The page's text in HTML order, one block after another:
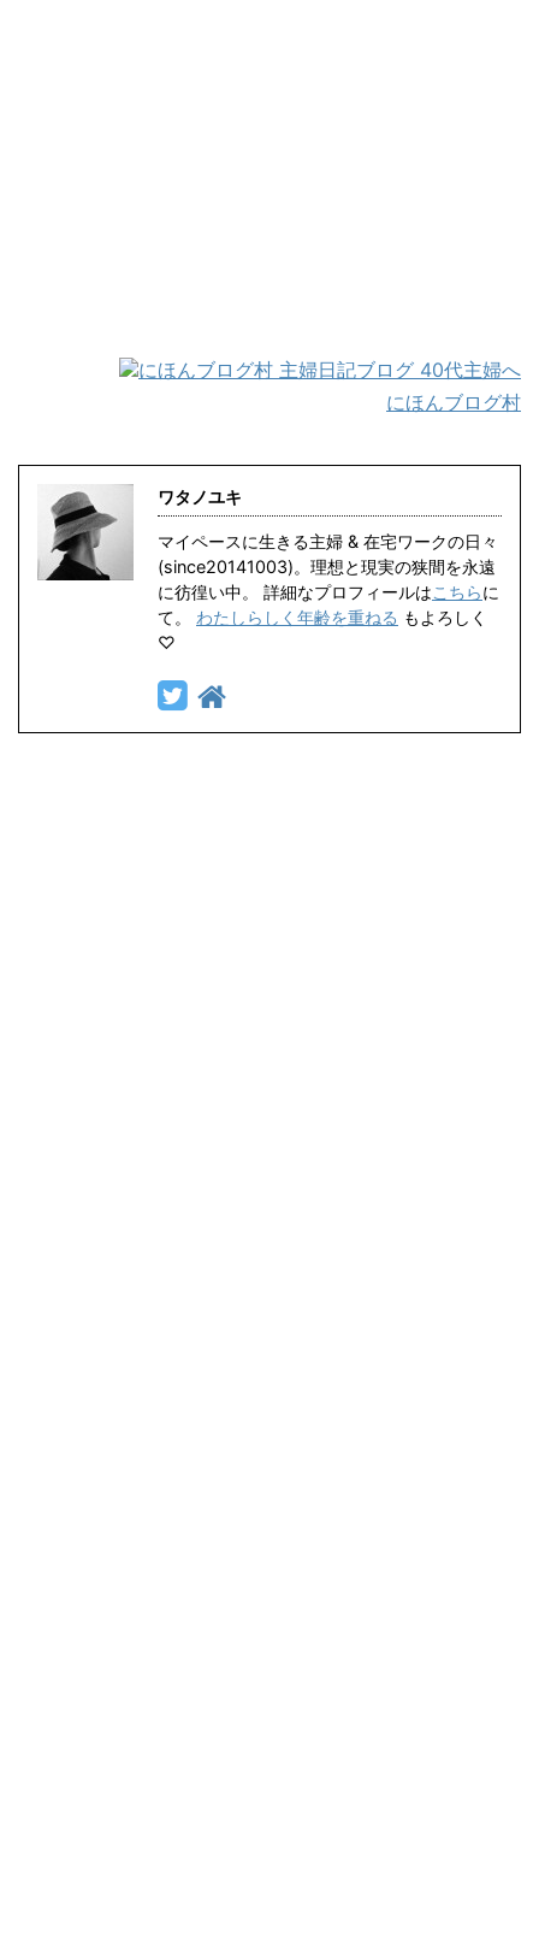
にほんブログ村
ワタノユキ
マイペースに生きる主婦 & 在宅ワークの日々
(since20141003)。理想と現実の狭間を永遠
に彷徨い中。 詳細なプロフィールはこちらに
て。 わたしらしく年齢を重ねる もよろしく
♡